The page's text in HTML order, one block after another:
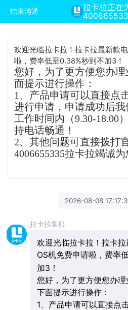
结束沟通
拉卡拉正在
欢迎光临拉卡拉！拉卡拉最新款
啦，费率低至0.38%秒到不加3！
您好，为了更方便您办
面提示进行操作：
1、产品申请可以直接点
进行申请，申请成功后
工作时间内（9.30-18.00
持电话畅通！
2、其他问题可直接拨打
4006655335拉卡拉竭诚为
2026-08-08
拉卡拉客服
欢迎光临拉卡拉！拉卡
OS机免费申请啦，费率
加3！
您好，为了更方便您办
下面提示进行操作：
1、产品申请可以直接点